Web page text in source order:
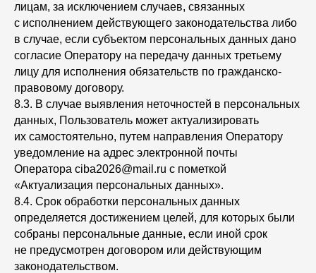
лицам, за исключением случаев, связанных
с исполнением действующего законодательства либо
в случае, если субъектом персональных данных дано
согласие Оператору на передачу данных третьему
лицу для исполнения обязательств по гражданско-
правовому договору.
8.3. В случае выявления неточностей в персональных
данных, Пользователь может актуализировать
их самостоятельно, путем направления Оператору
уведомление на адрес электронной почты
Оператора ciba2026@mail.ru с пометкой
«Актуализация персональных данных».
8.4. Срок обработки персональных данных
определяется достижением целей, для которых были
собраны персональные данные, если иной срок
не предусмотрен договором или действующим
законодательством.